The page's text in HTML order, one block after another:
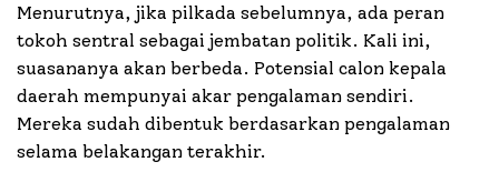
Menurutnya, jika pilkada sebelumnya, ada peran
tokoh sentral sebagai jembatan politik. Kali ini,
suasananya akan berbeda. Potensial calon kepala
daerah mempunyai akar pengalaman sendiri.
Mereka sudah dibentuk berdasarkan pengalaman
selama belakangan terakhir.